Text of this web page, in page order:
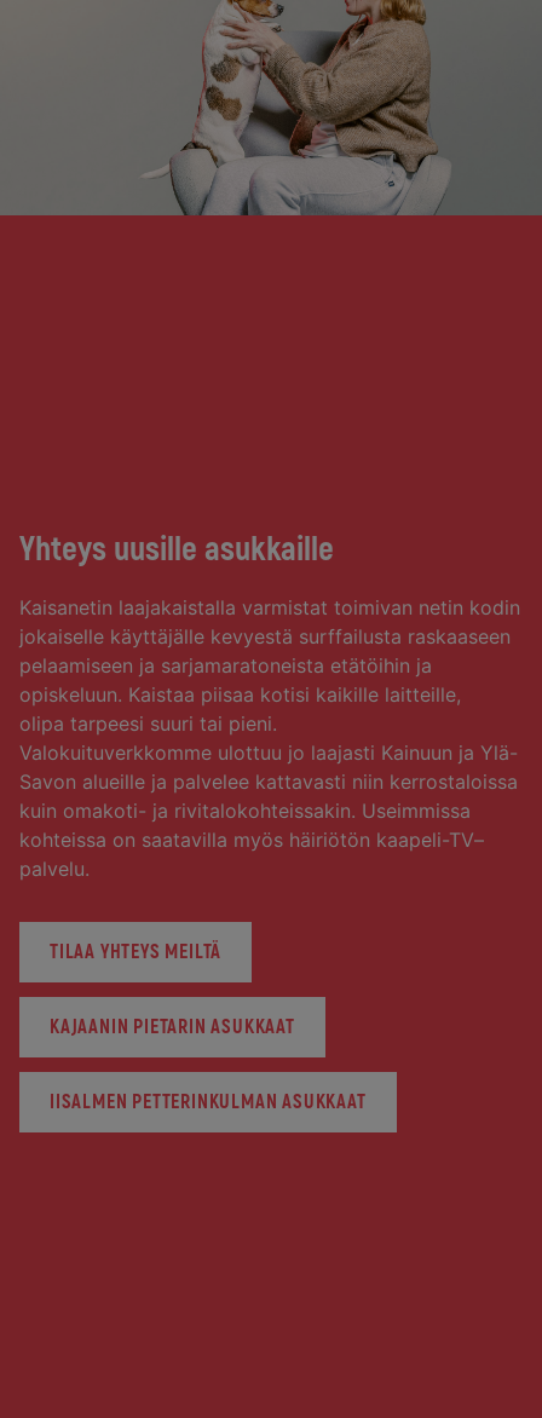
Yhteys uusille asukkaille
Kaisanetin laajakaistalla varmistat toimivan netin kodin
jokaiselle käyttäjälle kevyestä surffailusta raskaaseen
pelaamiseen ja sarjamaratoneista etätöihin ja
opiskeluun. Kaistaa piisaa kotisi kaikille laitteille,
olipa tarpeesi suuri tai pieni.
Valokuituverkkomme ulottuu jo laajasti Kainuun ja Ylä-
Savon alueille ja palvelee kattavasti niin kerrostaloissa
kuin omakoti- ja rivitalokohteissakin. Useimmissa
kohteissa on saatavilla myös häiriötön kaapeli-TV–
palvelu.
TILAA YHTEYS MEILTÄ
KAJAANIN PIETARIN ASUKKAAT
IISALMEN PETTERINKULMAN ASUKKAAT